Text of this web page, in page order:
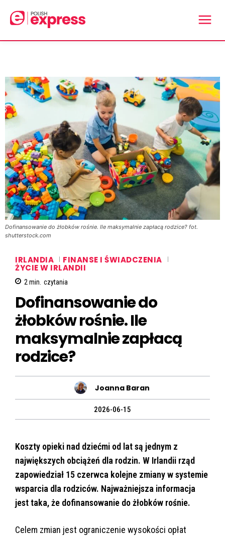
Dofinansowanie do żłobków rośnie. Ile maksymalnie zapłacą rodzice? fot.
shutterstock.com
IRLANDIA FINANSE I ŚWIADCZENIA
ŻYCIE W IRLANDII
2 min. czytania
Dofinansowanie do
żłobków rośnie. Ile
maksymalnie zapłacą
rodzice?
Joanna Baran
2026-06-15
Koszty opieki nad dziećmi od lat są jednym z
największych obciążeń dla rodzin. W Irlandii rząd
zapowiedział 15 czerwca kolejne zmiany w systemie
wsparcia dla rodziców. Najważniejsza informacja
jest taka, że dofinansowanie do żłobków rośnie.
Celem zmian jest ograniczenie wysokości opłat